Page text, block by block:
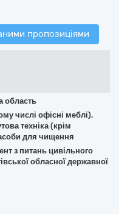
пропозиціями
область
числі офісні меблі),
техніка (крім
для чищення
з питань цивільного
обласної державної